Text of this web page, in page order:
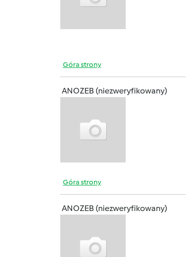
Góra strony
ANOZEB (niezweryfikowany)
Góra strony
ANOZEB (niezweryfikowany)